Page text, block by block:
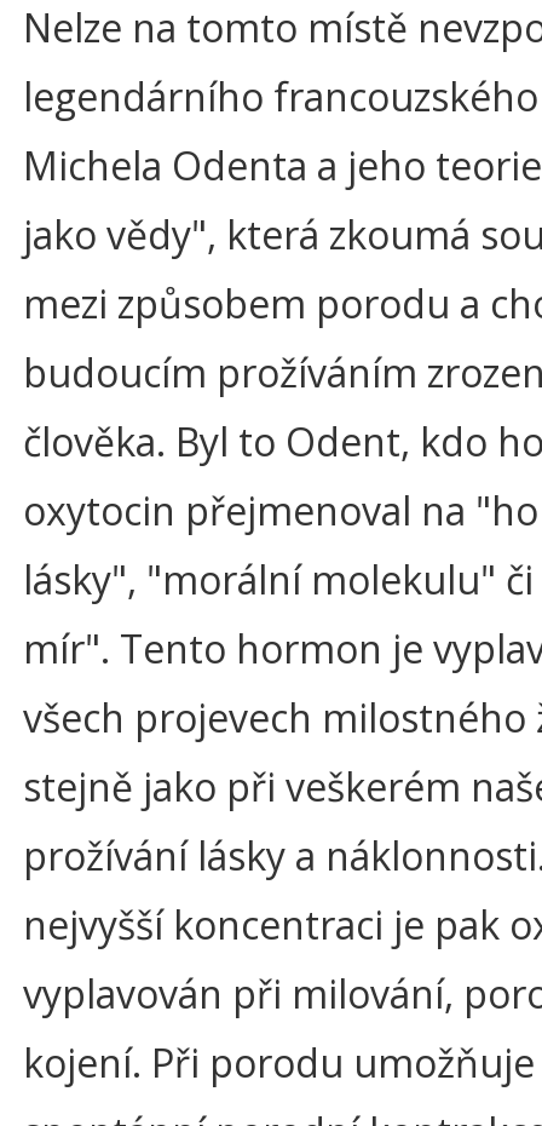
Nelze na tomto místě
legendárního
Michela Odenta a jeho
jako vědy", která zkoumá
mezi způsobem porodu a
budoucím prožíváním
člověka. Byl to Odent, kdo
oxytocin přejmenoval na
lásky", "morální molekulu"
mír". Tento hormon je
všech projevech milostného
stejně jako při veškerém
prožívání lásky a
nejvyšší koncentraci je pak
vyplavován při milování,
kojení. Při porodu umožňuje